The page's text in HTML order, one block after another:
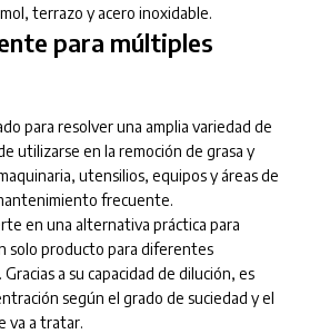
terrazo y acero inoxidable.
para múltiples
para resolver una amplia variedad de
utilizarse en la remoción de grasa y
utensilios, equipos y áreas de
frecuente.
en una alternativa práctica para
solo producto para diferentes
a su capacidad de dilución, es
según el grado de suciedad y el
va a tratar.